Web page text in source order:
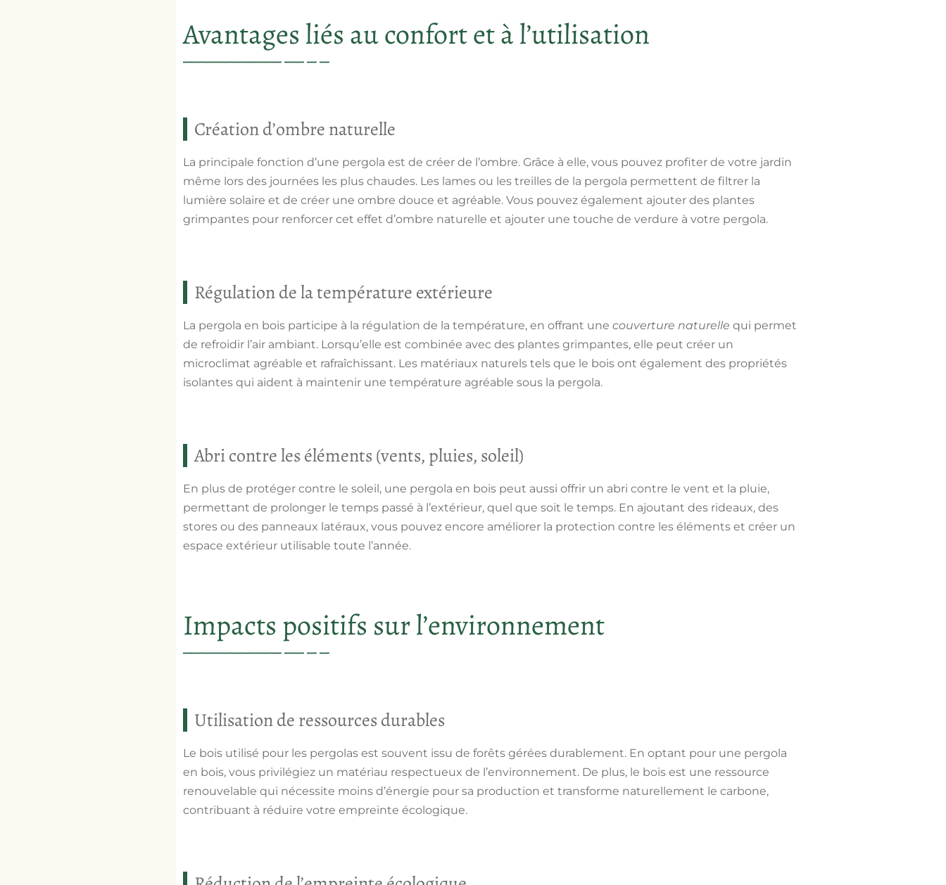
Avantages liés au confort et à l’utilisation
Création d’ombre naturelle
La principale fonction d’une pergola est de créer de l’ombre. Grâce à elle, vous pouvez profiter de votre jardin
même lors des journées les plus chaudes. Les lames ou les treilles de la pergola permettent de filtrer la
lumière solaire et de créer une ombre douce et agréable. Vous pouvez également ajouter des plantes
grimpantes pour renforcer cet effet d’ombre naturelle et ajouter une touche de verdure à votre pergola.
Régulation de la température extérieure
La pergola en bois participe à la régulation de la température, en offrant une couverture naturelle qui permet
de refroidir l’air ambiant. Lorsqu’elle est combinée avec des plantes grimpantes, elle peut créer un
microclimat agréable et rafraîchissant. Les matériaux naturels tels que le bois ont également des propriétés
isolantes qui aident à maintenir une température agréable sous la pergola.
Abri contre les éléments (vents, pluies, soleil)
En plus de protéger contre le soleil, une pergola en bois peut aussi offrir un abri contre le vent et la pluie,
permettant de prolonger le temps passé à l’extérieur, quel que soit le temps. En ajoutant des rideaux, des
stores ou des panneaux latéraux, vous pouvez encore améliorer la protection contre les éléments et créer un
espace extérieur utilisable toute l’année.
Impacts positifs sur l’environnement
Utilisation de ressources durables
Le bois utilisé pour les pergolas est souvent issu de forêts gérées durablement. En optant pour une pergola
en bois, vous privilégiez un matériau respectueux de l’environnement. De plus, le bois est une ressource
renouvelable qui nécessite moins d’énergie pour sa production et transforme naturellement le carbone,
contribuant à réduire votre empreinte écologique.